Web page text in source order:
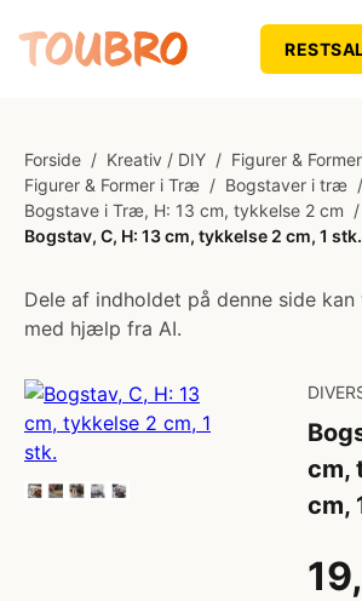
Forside / Kreativ / DIY / Figurer & Former
Figurer & Former i Træ / Bogstaver i træ /
Bogstave i Træ, H: 13 cm, tykkelse 2 cm /
Bogstav, C, H: 13 cm, tykkelse 2 cm, 1 stk.
Dele af indholdet på denne side
med hjælp fra AI.
cm,
cm,